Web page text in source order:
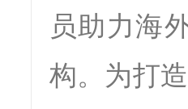
员助力海
构。为打